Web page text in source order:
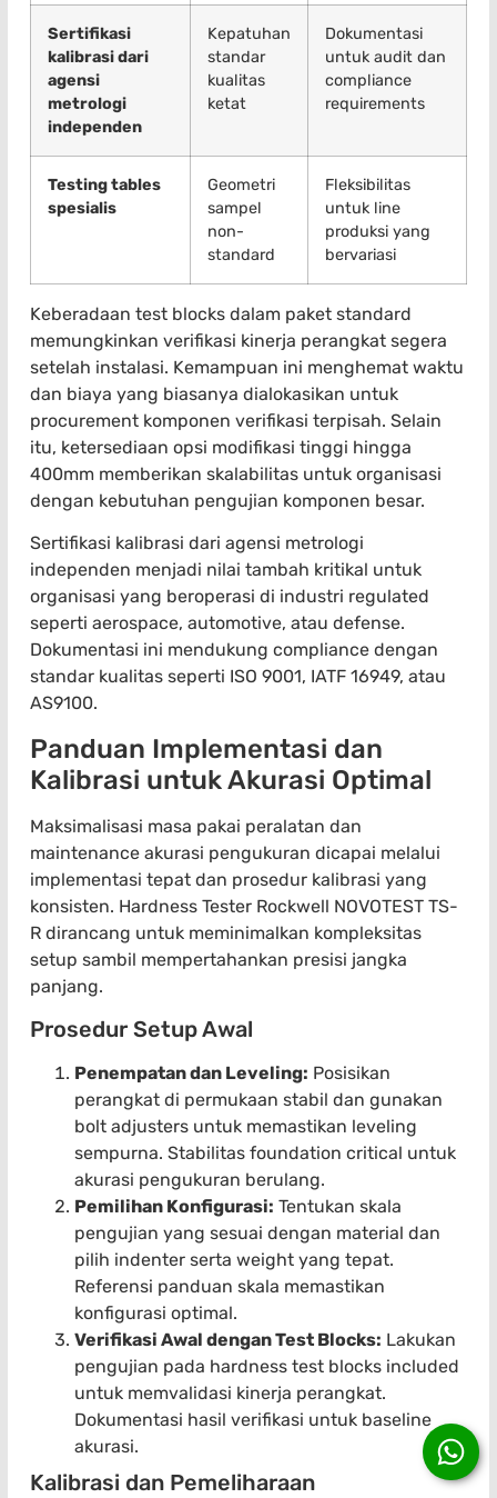
Sertifikasi
kalibrasi dari
agensi
metrologi
independen
Kepatuhan
standar
kualitas
ketat
Dokumentasi
untuk audit dan
compliance
requirements
Testing tables
spesialis
Geometri
sampel
non-
standard
Fleksibilitas
untuk line
produksi yang
bervariasi
Keberadaan test blocks dalam paket standard
memungkinkan verifikasi kinerja perangkat segera
setelah instalasi. Kemampuan ini menghemat waktu
dan biaya yang biasanya dialokasikan untuk
procurement komponen verifikasi terpisah. Selain
itu, ketersediaan opsi modifikasi tinggi hingga
400mm memberikan skalabilitas untuk organisasi
dengan kebutuhan pengujian komponen besar.
Sertifikasi kalibrasi dari agensi metrologi
independen menjadi nilai tambah kritikal untuk
organisasi yang beroperasi di industri regulated
seperti aerospace, automotive, atau defense.
Dokumentasi ini mendukung compliance dengan
standar kualitas seperti ISO 9001, IATF 16949, atau
AS9100.
Panduan Implementasi dan
Kalibrasi untuk Akurasi Optimal
Maksimalisasi masa pakai peralatan dan
maintenance akurasi pengukuran dicapai melalui
implementasi tepat dan prosedur kalibrasi yang
konsisten. Hardness Tester Rockwell NOVOTEST TS-
R dirancang untuk meminimalkan kompleksitas
setup sambil mempertahankan presisi jangka
panjang.
Prosedur Setup Awal
Penempatan dan Leveling: Posisikan
perangkat di permukaan stabil dan gunakan
bolt adjusters untuk memastikan leveling
sempurna. Stabilitas foundation critical untuk
akurasi pengukuran berulang.
Pemilihan Konfigurasi: Tentukan skala
pengujian yang sesuai dengan material dan
pilih indenter serta weight yang tepat.
Referensi panduan skala memastikan
konfigurasi optimal.
Verifikasi Awal dengan Test Blocks: Lakukan
pengujian pada hardness test blocks included
untuk memvalidasi kinerja perangkat.
Dokumentasi hasil verifikasi untuk baseline
akurasi.
Kalibrasi dan Pemeliharaan